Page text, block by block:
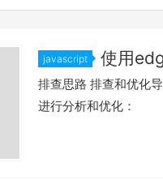
javascript
使用
爆满100%的问
排查思路 排查和优化
进行分析和优化：